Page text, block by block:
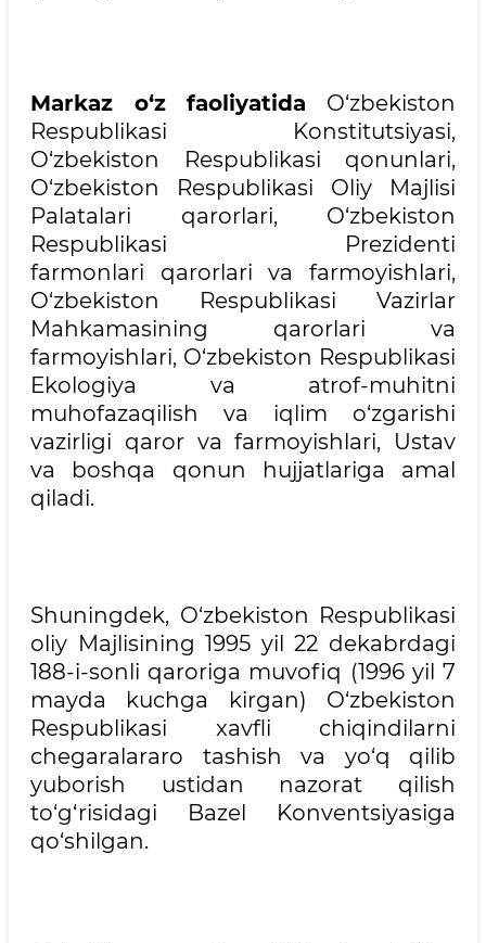
Markaz o‘z faoliyatida O‘zbekiston
Respublikasi Konstitutsiyasi,
O‘zbekiston Respublikasi qonunlari,
O‘zbekiston Respublikasi Oliy Majlisi
Palatalari qarorlari, O‘zbekiston
Respublikasi Prezidenti
farmonlari qarorlari va farmoyishlari,
O‘zbekiston Respublikasi Vazirlar
Mahkamasining qarorlari va
farmoyishlari, O‘zbekiston Respublikasi
Ekologiya va atrof-muhitni
muhofazaqilish va iqlim o‘zgarishi
vazirligi qaror va farmoyishlari, Ustav
va boshqa qonun hujjatlariga amal
qiladi.
Shuningdek, O‘zbekiston Respublikasi
oliy Majlisining 1995 yil 22 dekabrdagi
188-i-sonli qaroriga muvofiq (1996 yil 7
mayda kuchga kirgan) O‘zbekiston
Respublikasi xavfli chiqindilarni
chegaralararo tashish va yo‘q qilib
yuborish ustidan nazorat qilish
to‘g‘risidagi Bazel Konventsiyasiga
qo‘shilgan.